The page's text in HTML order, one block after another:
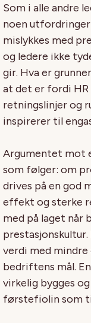
Som i alle andre
noen utfordringer
mislykkes med
og ledere ikke
gir. Hva er
at det er fordi
retningslinjer og
inspirerer til
Argumentet mot
som følger: om
drives på en god
effekt og sterke
med på laget når
verdi med
bedriftens mål.
virkelig bygges
førstefiolin som